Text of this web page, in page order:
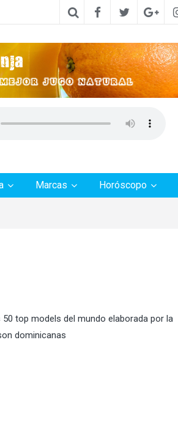
Marcas Horóscopo
top models del mundo elaborada por la
dominicanas